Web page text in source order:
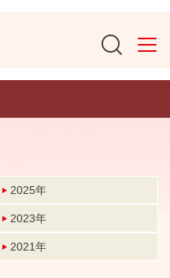
2025年
2023年
2021年